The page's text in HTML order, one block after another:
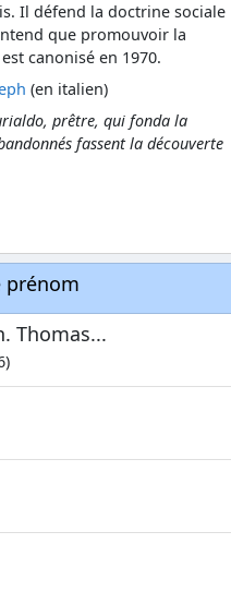
Il défend la doctrine sociale
que promouvoir la
canonisé en 1970.
(en italien)
prêtre, qui fonda la
fassent la découverte
prénom
Thomas...